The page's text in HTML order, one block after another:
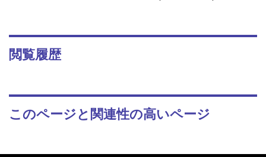
閲覧履歴
このページと関連性の高いページ